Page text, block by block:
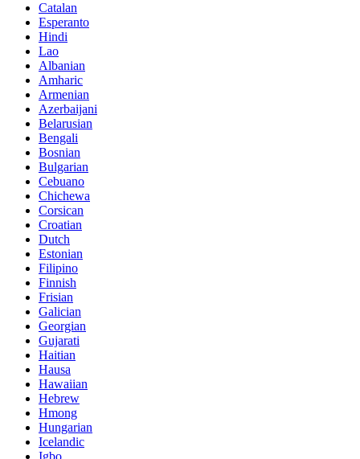
Catalan
Esperanto
Hindi
Lao
Albanian
Amharic
Armenian
Azerbaijani
Belarusian
Bengali
Bosnian
Bulgarian
Cebuano
Chichewa
Corsican
Croatian
Dutch
Estonian
Filipino
Finnish
Frisian
Galician
Georgian
Gujarati
Haitian
Hausa
Hawaiian
Hebrew
Hmong
Hungarian
Icelandic
Igbo